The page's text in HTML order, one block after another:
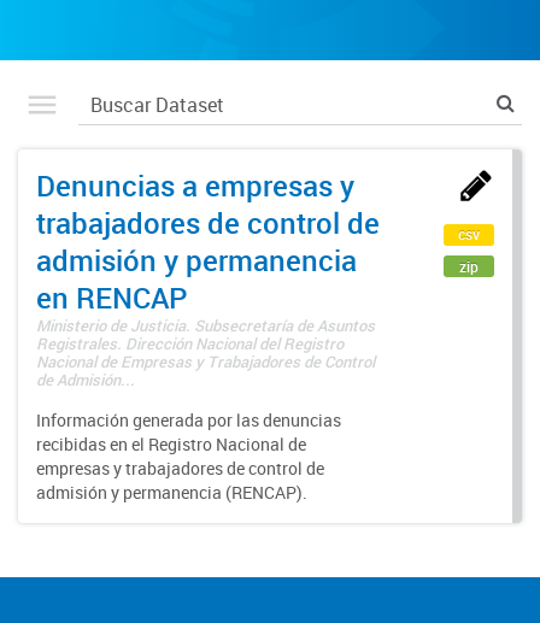
Denuncias a empresas y
trabajadores de control de
admisión y permanencia
en RENCAP
Ministerio de Justicia. Subsecretaría de Asuntos
Registrales. Dirección Nacional del Registro
Nacional de Empresas y Trabajadores de Control
de Admisión...
Información generada por las denuncias
recibidas en el Registro Nacional de
empresas y trabajadores de control de
admisión y permanencia (RENCAP).
csv
zip